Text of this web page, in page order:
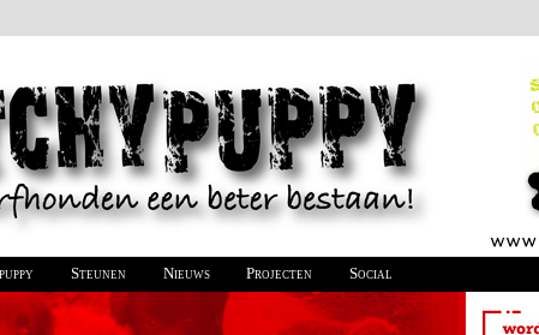
Steunen Nieuws Projecten Social